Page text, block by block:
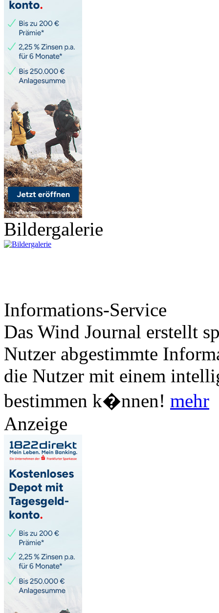
Bildergalerie
Informations-Service
Das Wind Journal erstellt
Nutzer abgestimmte
die Nutzer mit einem
bestimmen k�nnen! mehr
Anzeige